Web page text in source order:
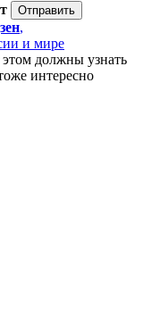
,
и мире
должны узнать
интересно